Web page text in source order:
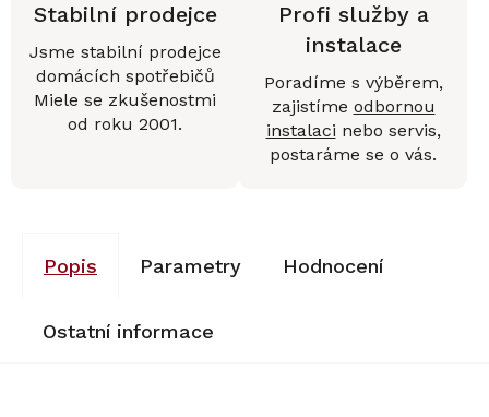
Stabilní prodejce
Jsme stabilní prodejce
domácích spotřebičů
Miele se zkušenostmi
od roku 2001.
Profi služby a
instalace
Poradíme s výběrem,
zajistíme odbornou
instalaci nebo servis,
postaráme se o vás.
Popis Parametry Hodnocení
Ostatní informace